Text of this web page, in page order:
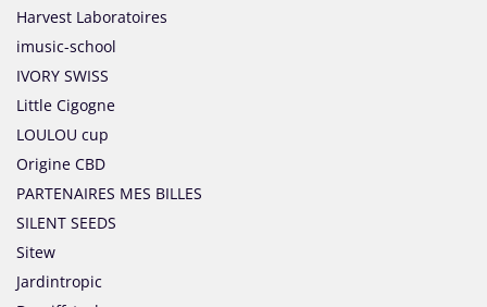
Harvest Laboratoires
imusic-school
IVORY SWISS
Little Cigogne
LOULOU cup
Origine CBD
PARTENAIRES MES BILLES
SILENT SEEDS
Sitew
Jardintropic